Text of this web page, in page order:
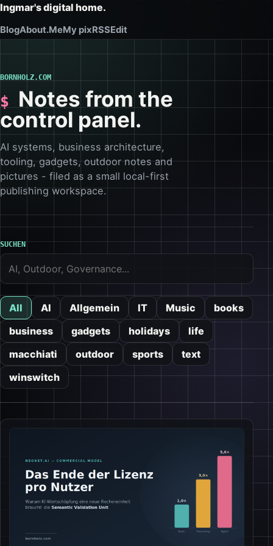
Ingmar's digital home.
BlogAbout.MeMy pixRSSEdit
BORNHOLZ.COM
Notes from the
control panel.
AI systems, business architecture,
tooling, gadgets, outdoor notes and
pictures - filed as a small local-first
publishing workspace.
SUCHEN
All AI Allgemein IT Music
books
business
gadgets holidays
life
macchiati
outdoor sports
text
winswitch